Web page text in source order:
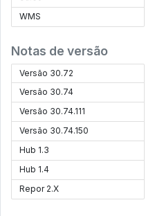
WMS
Notas de versão
Versão 30.72
Versão 30.74
Versão 30.74.111
Versão 30.74.150
Hub 1.3
Hub 1.4
Repor 2.X